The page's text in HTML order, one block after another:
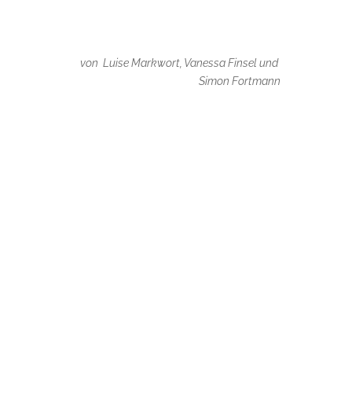
von Luise Markwort, Vanessa Finsel und
Simon Fortmann